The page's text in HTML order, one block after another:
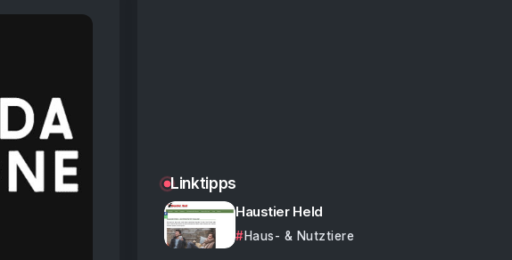
Linktipps
Haustier Held
Haus- & Nutztiere